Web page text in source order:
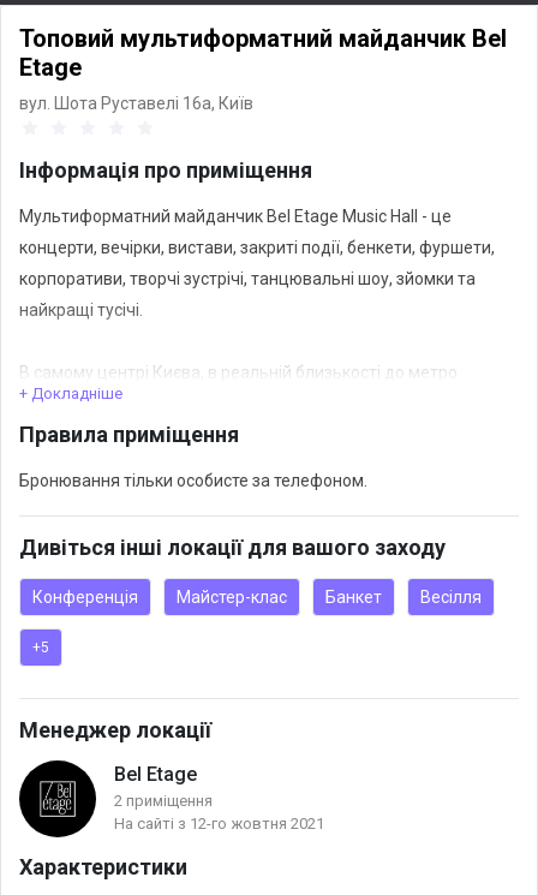
Топовий мультиформатний майданчик Bel
Etage
вул. Шота Руставелі 16а, Київ
Інформація про приміщення
Мультиформатний майданчик Bel Etage Music Hall - це
концерти, вечірки, вистави, закриті події, бенкети, фуршети,
корпоративи, творчі зустрічі, танцювальні шоу, зйомки та
найкращі тусічі.
В самому центрі Києва, в реальній близькості до метро.
Найкраща в світі саунд система L-Acoustics, концертне світло,
окрему плату.
Три барні стійки. Стримані ціни на напої.
Вентиляція. Кондиціонер. Пожежна безпека. Кімната для
паління.
Увага до забаганок клієнтів та гостинність.
+ Докладніше
Правила приміщення
Бронювання тільки особисте за телефоном.
Дивіться інші локації для вашого заходу
Конференція Майстер-клас Банкет Весілля
+5
Менеджер локації
Bel Etage
2 приміщення
На сайті з 12-го жовтня 2021
Характеристики